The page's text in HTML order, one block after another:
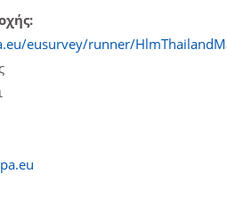
eusurvey/runner/